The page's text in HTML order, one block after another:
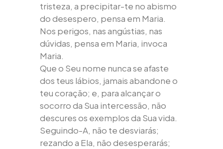
tristeza, a precipitar-te no abismo
do desespero, pensa em Maria.
Nos perigos, nas angústias, nas
dúvidas, pensa em Maria, invoca
Maria.
Que o Seu nome nunca se afaste
dos teus lábios, jamais abandone o
teu coração; e, para alcançar o
socorro da Sua intercessão, não
descures os exemplos da Sua vida.
Seguindo-A, não te desviarás;
rezando a Ela, não desesperarás;